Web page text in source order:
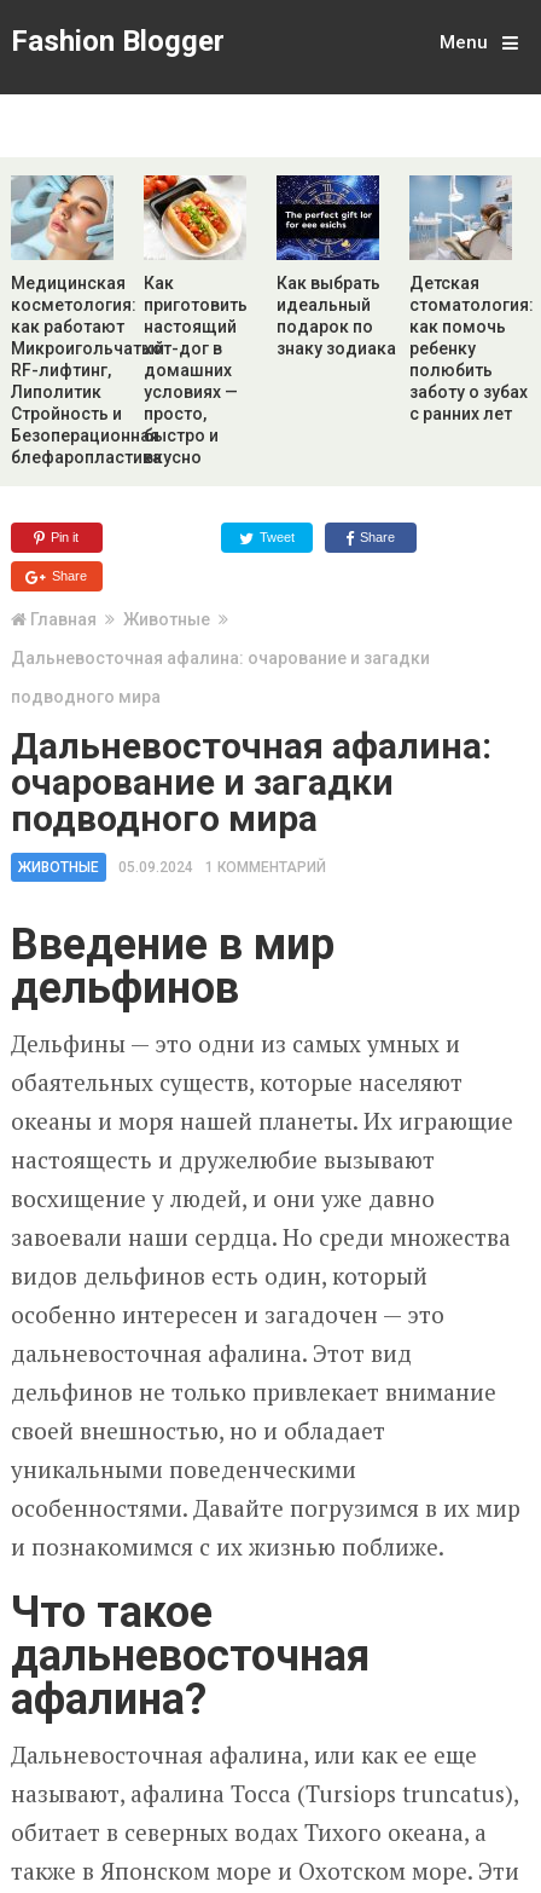
Fashion Blogger Menu
Медицинская
косметология:
как работают
Микроигольчатый
RF-лифтинг,
Липолитик
Стройность и
Безоперационная
блефаропластика
Как
приготовить
настоящий
хот-дог в
домашних
условиях —
просто,
быстро и
вкусно
Как выбрать
идеальный
подарок по
знаку зодиака
Детская
стоматология:
как помочь
ребенку
полюбить
заботу о зубах
с ранних лет
Pin it Tweet Share
Share
Главная
Животные
Дальневосточная афалина: очарование и загадки
подводного мира
Дальневосточная афалина:
очарование и загадки
подводного мира
ЖИВОТНЫЕ 05.09.2024 1 КОММЕНТАРИЙ
Введение в мир
дельфинов
Дельфины — это одни из самых умных и
обаятельных существ, которые населяют
океаны и моря нашей планеты. Их играющие
настоящесть и дружелюбие вызывают
восхищение у людей, и они уже давно
завоевали наши сердца. Но среди множества
видов дельфинов есть один, который
особенно интересен и загадочен — это
дальневосточная афалина. Этот вид
дельфинов не только привлекает внимание
своей внешностью, но и обладает
уникальными поведенческими
особенностями. Давайте погрузимся в их мир
и познакомимся с их жизнью поближе.
Что такое
дальневосточная
афалина?
Дальневосточная афалина, или как ее еще
называют, афалина Тосса (Tursiops truncatus),
обитает в северных водах Тихого океана, а
также в Японском море и Охотском море. Эти